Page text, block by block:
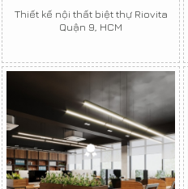
Thiết kế nội thất biệt thự Riovita
Quận 9, HCM